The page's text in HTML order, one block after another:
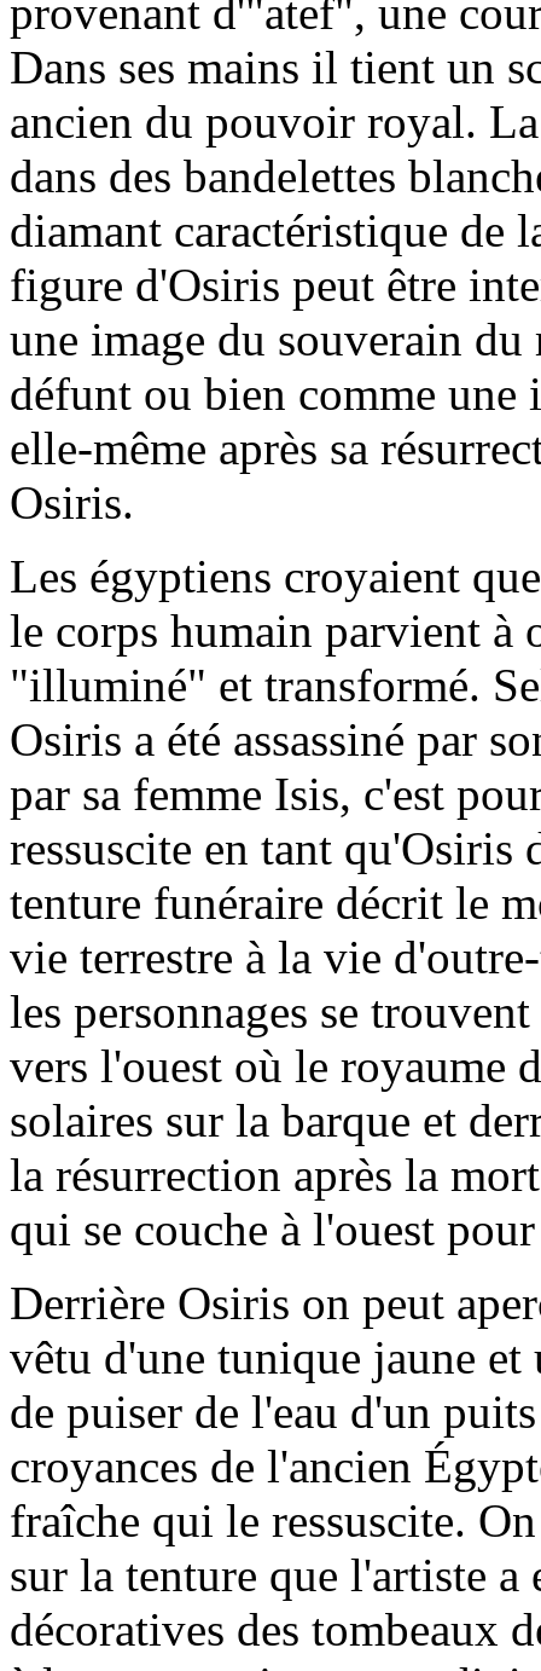
provenant d'"atef", une
Dans ses mains il tient un
ancien du pouvoir royal.
dans des bandelettes
diamant caractéristique de
figure d'Osiris peut être
une image du souverain
défunt ou bien comme une
elle-même après sa
Osiris.
Les égyptiens croyaient
le corps humain parvient à
"illuminé" et transformé.
Osiris a été assassiné par
par sa femme Isis, c'est
ressuscite en tant qu'Osiris
tenture funéraire décrit le
vie terrestre à la vie
les personnages se
vers l'ouest où le royaume
solaires sur la barque et
la résurrection après la
qui se couche à l'ouest
Derrière Osiris on peut
vêtu d'une tunique jaune
de puiser de l'eau d'un
croyances de l'ancien
fraîche qui le ressuscite.
sur la tenture que l'artiste a
décoratives des tombeaux